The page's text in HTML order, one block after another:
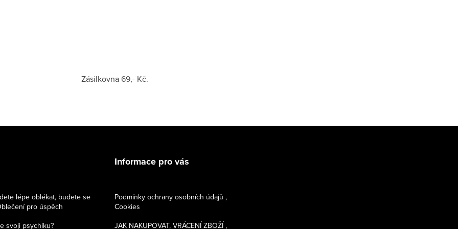
Zásilkovna 69,- Kč.
lépe oblékat, budete se
pro úspěch
svoji psychiku?
Informace pro vás
Podmínky ochrany osobních údajů ,
Cookies
JAK NAKUPOVAT, VRÁCENÍ ZBOŽÍ ,